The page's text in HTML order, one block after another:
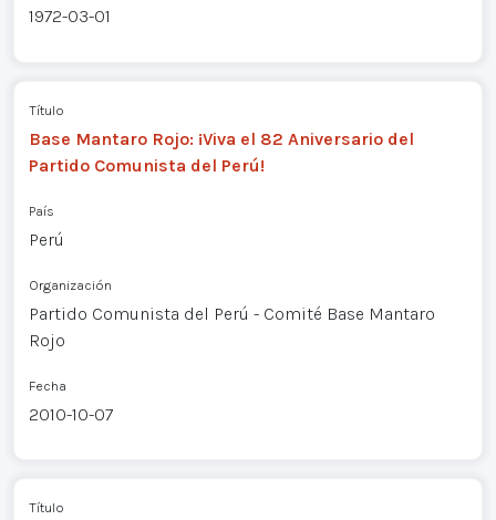
1972-03-01
Título
Base Mantaro Rojo: ¡Viva el 82 Aniversario del
Partido Comunista del Perú!
País
Perú
Organización
Partido Comunista del Perú - Comité Base Mantaro
Rojo
Fecha
2010-10-07
Título